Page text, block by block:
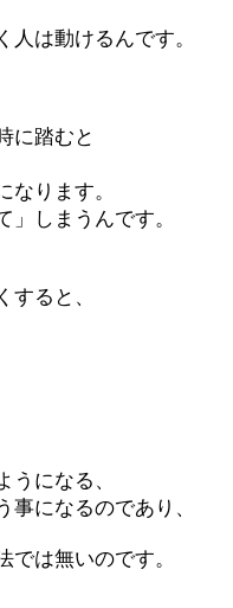
人は動けるんです。
に踏むと
なります。
しまうんです。
すると、
うになる、
になるのであり、
は無いのです。